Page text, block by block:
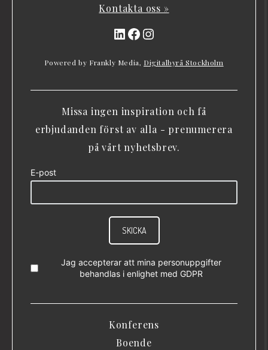
Kontakta oss »
LinkedIn
Facebook
Instagram
Powered by Frankly Media, Digitalbyrå Stockholm
Missa ingen inspiration och få
erbjudanden först av alla - prenumerera
på vårt nyhetsbrev.
E-post
SKICKA
Jag accepterar att mina personuppgifter
behandlas i enlighet med GDPR
Konferens
Boende